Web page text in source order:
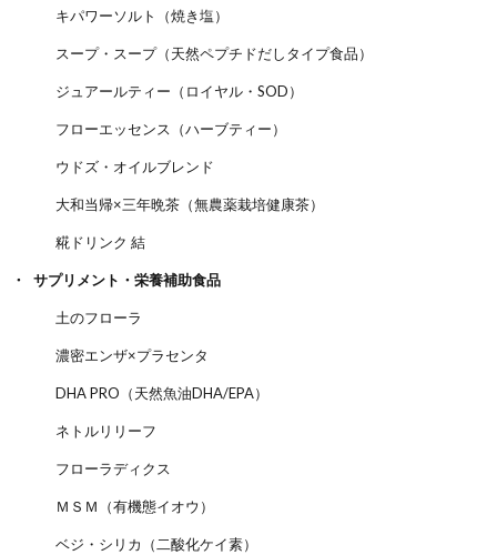
キパワーソルト（焼き塩）
スープ・スープ（天然ペプチドだしタイプ食品）
ジュアールティー（ロイヤル・SOD）
フローエッセンス（ハーブティー）
ウドズ・オイルブレンド
大和当帰×三年晩茶（無農薬栽培健康茶）
糀ドリンク 結
サプリメント・栄養補助食品
土のフローラ
濃密エンザ×プラセンタ
DHA PRO（天然魚油DHA/EPA）
ネトルリリーフ
フローラディクス
ＭＳＭ（有機態イオウ）
ベジ・シリカ（二酸化ケイ素）